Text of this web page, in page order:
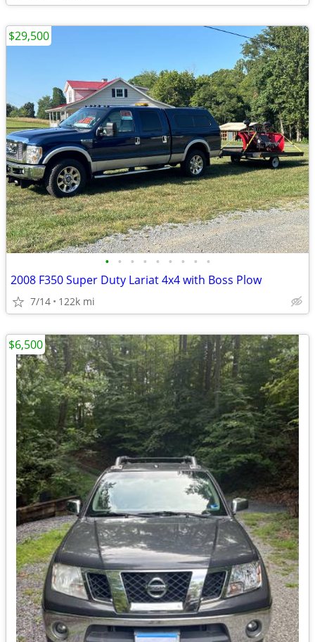
• • • • • • • • •
2008 F350 Super Duty Lariat 4x4 with Boss Plow
7/14 122k mi
$29,500
$6,500